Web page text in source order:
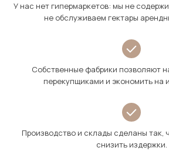
У нас нет гипермаркетов: мы не
не обслуживаем гектары
Собственные фабрики позволяют
перекупщиками и экономить на
Производство и склады сделаны так,
снизить издержки.